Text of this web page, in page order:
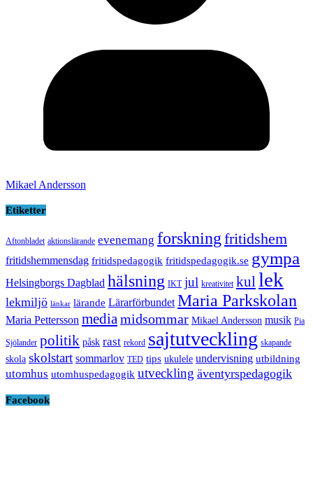
Mikael Andersson
Etiketter
Aftonbladet aktionslärande evenemang forskningfritidshem
fritidshemmensdag fritidspedagogik fritidspedagogik.se gympa
Helsingborgs Dagblad hälsning IKT jul kreativitet kul lek
lekmiljö länkar lärande Lärarförbundet Maria Parkskolan
Maria Pettersson mediamidsommar Mikael Andersson musik Pia
Sjölander politik påsk rast rekord sajtutveckling skapande
skola skolstart sommarlov TED tips ukulele undervisning utbildning
utomhus utomhuspedagogik utveckling äventyrspedagogik
Facebook